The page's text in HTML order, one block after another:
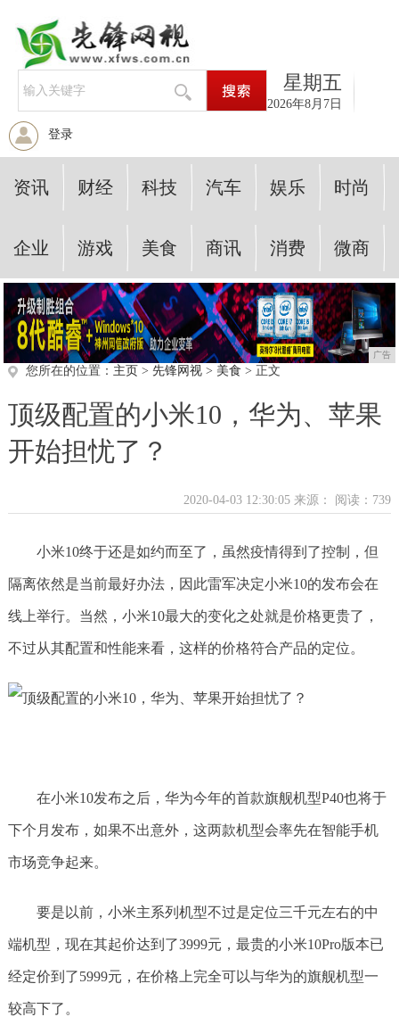
星期五
2026年8月7日
登录
资讯 财经 科技 汽车 娱乐 时尚
企业 游戏 美食 商讯 消费 微商
广告
您所在的位置： 主页 > 先锋网视> 美食 > 正文
顶级配置的小米10，华为、苹果
开始担忧了？
2020-04-03 12:30:05 来源： 阅读：739
小米10终于还是如约而至了，虽然疫情得到了控制，但
隔离依然是当前最好办法，因此雷军决定小米10的发布会在
线上举行。当然，小米10最大的变化之处就是价格更贵了，
不过从其配置和性能来看，这样的价格符合产品的定位。
在小米10发布之后，华为今年的首款旗舰机型P40也将于
下个月发布，如果不出意外，这两款机型会率先在智能手机
市场竞争起来。
要是以前，小米主系列机型不过是定位三千元左右的中
端机型，现在其起价达到了3999元，最贵的小米10Pro版本已
经定价到了5999元，在价格上完全可以与华为的旗舰机型一
较高下了。